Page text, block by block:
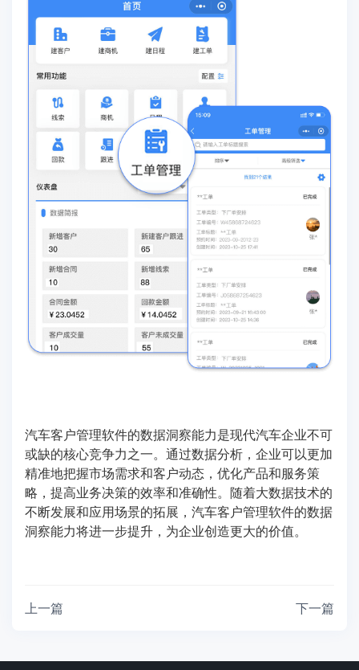
汽车客户管理软件的数据洞察能力是现代汽车企业不可
或缺的核心竞争力之一。通过数据分析，企业可以更加
精准地把握市场需求和客户动态，优化产品和服务策
略，提高业务决策的效率和准确性。随着大数据技术的
不断发展和应用场景的拓展，汽车客户管理软件的数据
洞察能力将进一步提升，为企业创造更大的价值。
上一篇 下一篇